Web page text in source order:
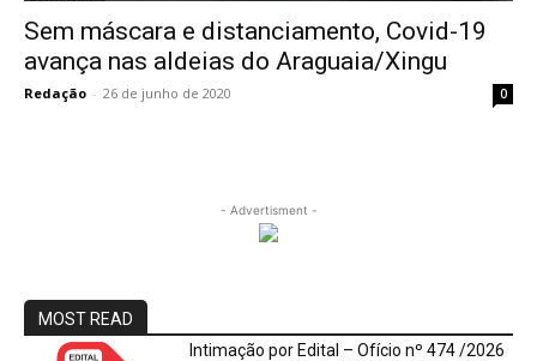
Sem máscara e distanciamento, Covid-19
avança nas aldeias do Araguaia/Xingu
Redação - 26 de junho de 2020 0
- Advertisment -
MOST READ
Intimação por Edital – Ofício nº 474 /2026